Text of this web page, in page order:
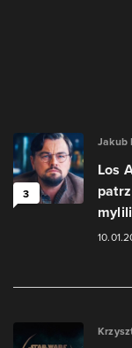
3
Jakub
Los